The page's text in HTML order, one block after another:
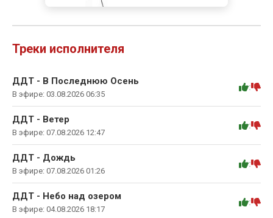
Треки исполнителя
ДДТ - В Последнюю Осень
В эфире: 03.08.2026 06:35
:
ДДТ - Ветер
В эфире: 07.08.2026 12:47
:
ДДТ - Дождь
В эфире: 07.08.2026 01:26
:
ДДТ - Небо над озером
В эфире: 04.08.2026 18:17
: